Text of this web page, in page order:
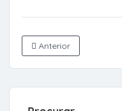
Anterior